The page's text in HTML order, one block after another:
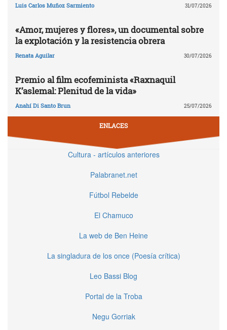
Luis Carlos Muñoz Sarmiento 31/07/2026
«Amor, mujeres y flores», un documental sobre
la explotación y la resistencia obrera
Renata Aguilar 30/07/2026
Premio al film ecofeminista «Raxnaquil
K’aslemal: Plenitud de la vida»
Anahí Di Santo Brun 25/07/2026
ENLACES
Cultura - artículos anteriores
Palabranet.net
Fútbol Rebelde
El Chamuco
La web de Ben Heine
La singladura de los once (Poesía crítica)
Leo Bassi Blog
Portal de la Troba
Negu Gorriak